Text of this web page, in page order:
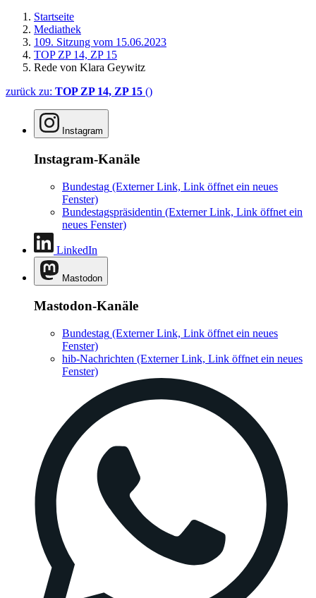
Startseite
Mediathek
109. Sitzung vom 15.06.2023
TOP ZP 14, ZP 15
Rede von Klara Geywitz
zurück zu: TOP ZP 14, ZP 15 ()
Instagram
Instagram-Kanäle
Bundestag (Externer Link, Link öffnet ein neues
Fenster)
Bundestagspräsidentin (Externer Link, Link öffnet ein
neues Fenster)
LinkedIn
Mastodon
Mastodon-Kanäle
Bundestag (Externer Link, Link öffnet ein neues
Fenster)
hib-Nachrichten (Externer Link, Link öffnet ein neues
Fenster)